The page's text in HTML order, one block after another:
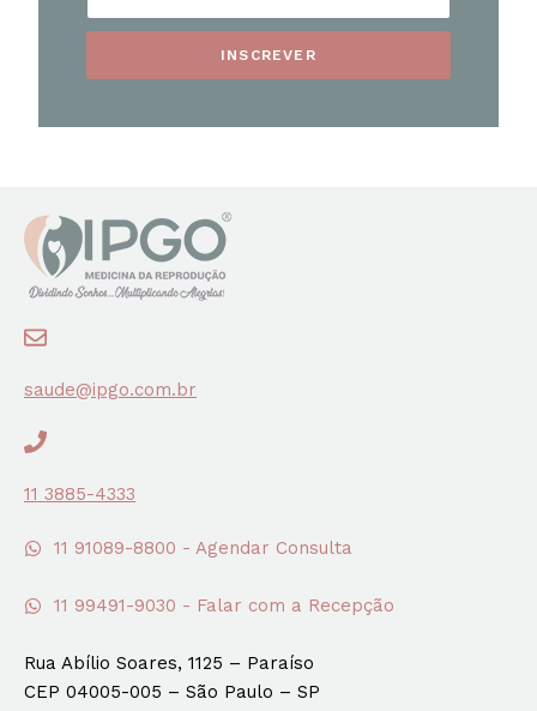
INSCREVER
saude@ipgo.com.br
11 3885-4333
11 91089-8800 - Agendar Consulta
11 99491-9030 - Falar com a Recepção
Rua Abílio Soares, 1125 – Paraíso
CEP 04005-005 – São Paulo – SP